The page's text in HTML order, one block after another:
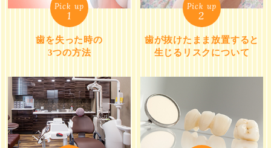
Pick up
1
歯を失った時の
3つの方法
Pick up
2
歯が抜けたまま放置すると
生じるリスクについて